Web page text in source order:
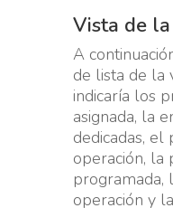
Vista de
A
de lista de la
indicaría los
asignada, la
dedicadas,
operación, la
programada,
operación y